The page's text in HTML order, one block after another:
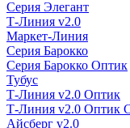
Серия Элегант
Т-Линия v2.0
Маркет-Линия
Серия Барокко
Серия Барокко Оптик
Тубус
Т-Линия v2.0 Оптик
Т-Линия v2.0 Оптик
Айсберг v2.0